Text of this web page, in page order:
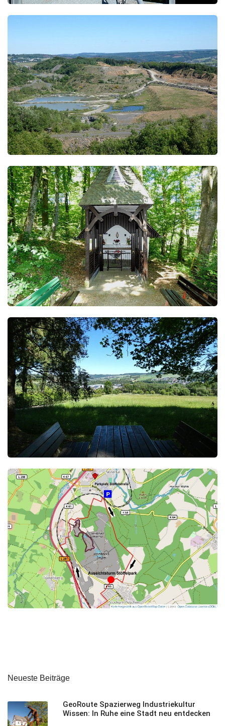
Neueste Beiträge
GeoRoute Spazierweg Industriekultur
Wissen: In Ruhe eine Stadt neu entdecken